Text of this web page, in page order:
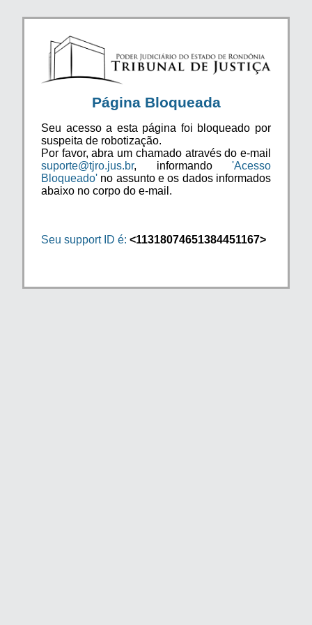
Página Bloqueada
Seu acesso a esta página foi bloqueado por
suspeita de robotização.
Por favor, abra um chamado através do e-mail
suporte@tjro.jus.br, informando 'Acesso
Bloqueado' no assunto e os dados informados
abaixo no corpo do e-mail.
Seu support ID é: <11318074651384451167>